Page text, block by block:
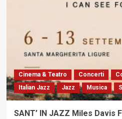
Cinema & Teatro Concerti
Italian Jazz
Jazz Musica
SANT’ IN JAZZ Miles Davis